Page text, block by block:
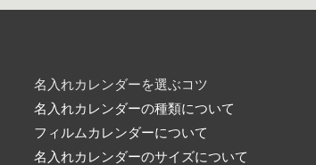
名入れカレンダーを選ぶコツ
名入れカレンダーの種類について
フィルムカレンダーについて
名入れカレンダーのサイズについて